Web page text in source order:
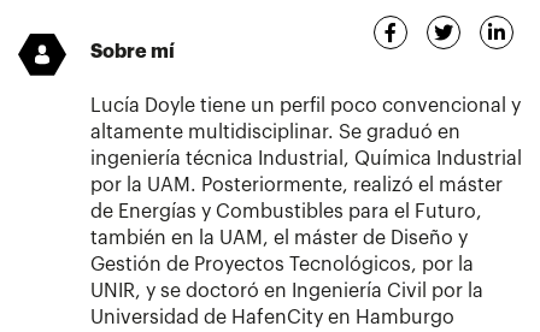
Sobre mí
Lucía Doyle tiene un perfil poco convencional y
altamente multidisciplinar. Se graduó en
ingeniería técnica Industrial, Química Industrial
por la UAM. Posteriormente, realizó el máster
de Energías y Combustibles para el Futuro,
también en la UAM, el máster de Diseño y
Gestión de Proyectos Tecnológicos, por la
UNIR, y se doctoró en Ingeniería Civil por la
Universidad de HafenCity en Hamburgo